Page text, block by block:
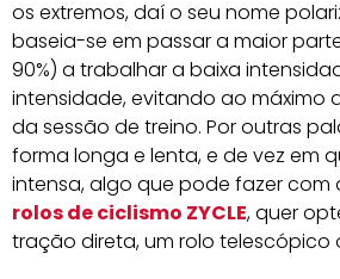
os extremos, daí o seu nome
baseia-se em passar a maior
90%) a trabalhar a baixa
intensidade, evitando ao máximo
da sessão de treino. Por outras
forma longa e lenta, e de vez em
intensa, algo que pode fazer com
rolos de ciclismo ZYCLE, quer
tração direta, um rolo telescópico